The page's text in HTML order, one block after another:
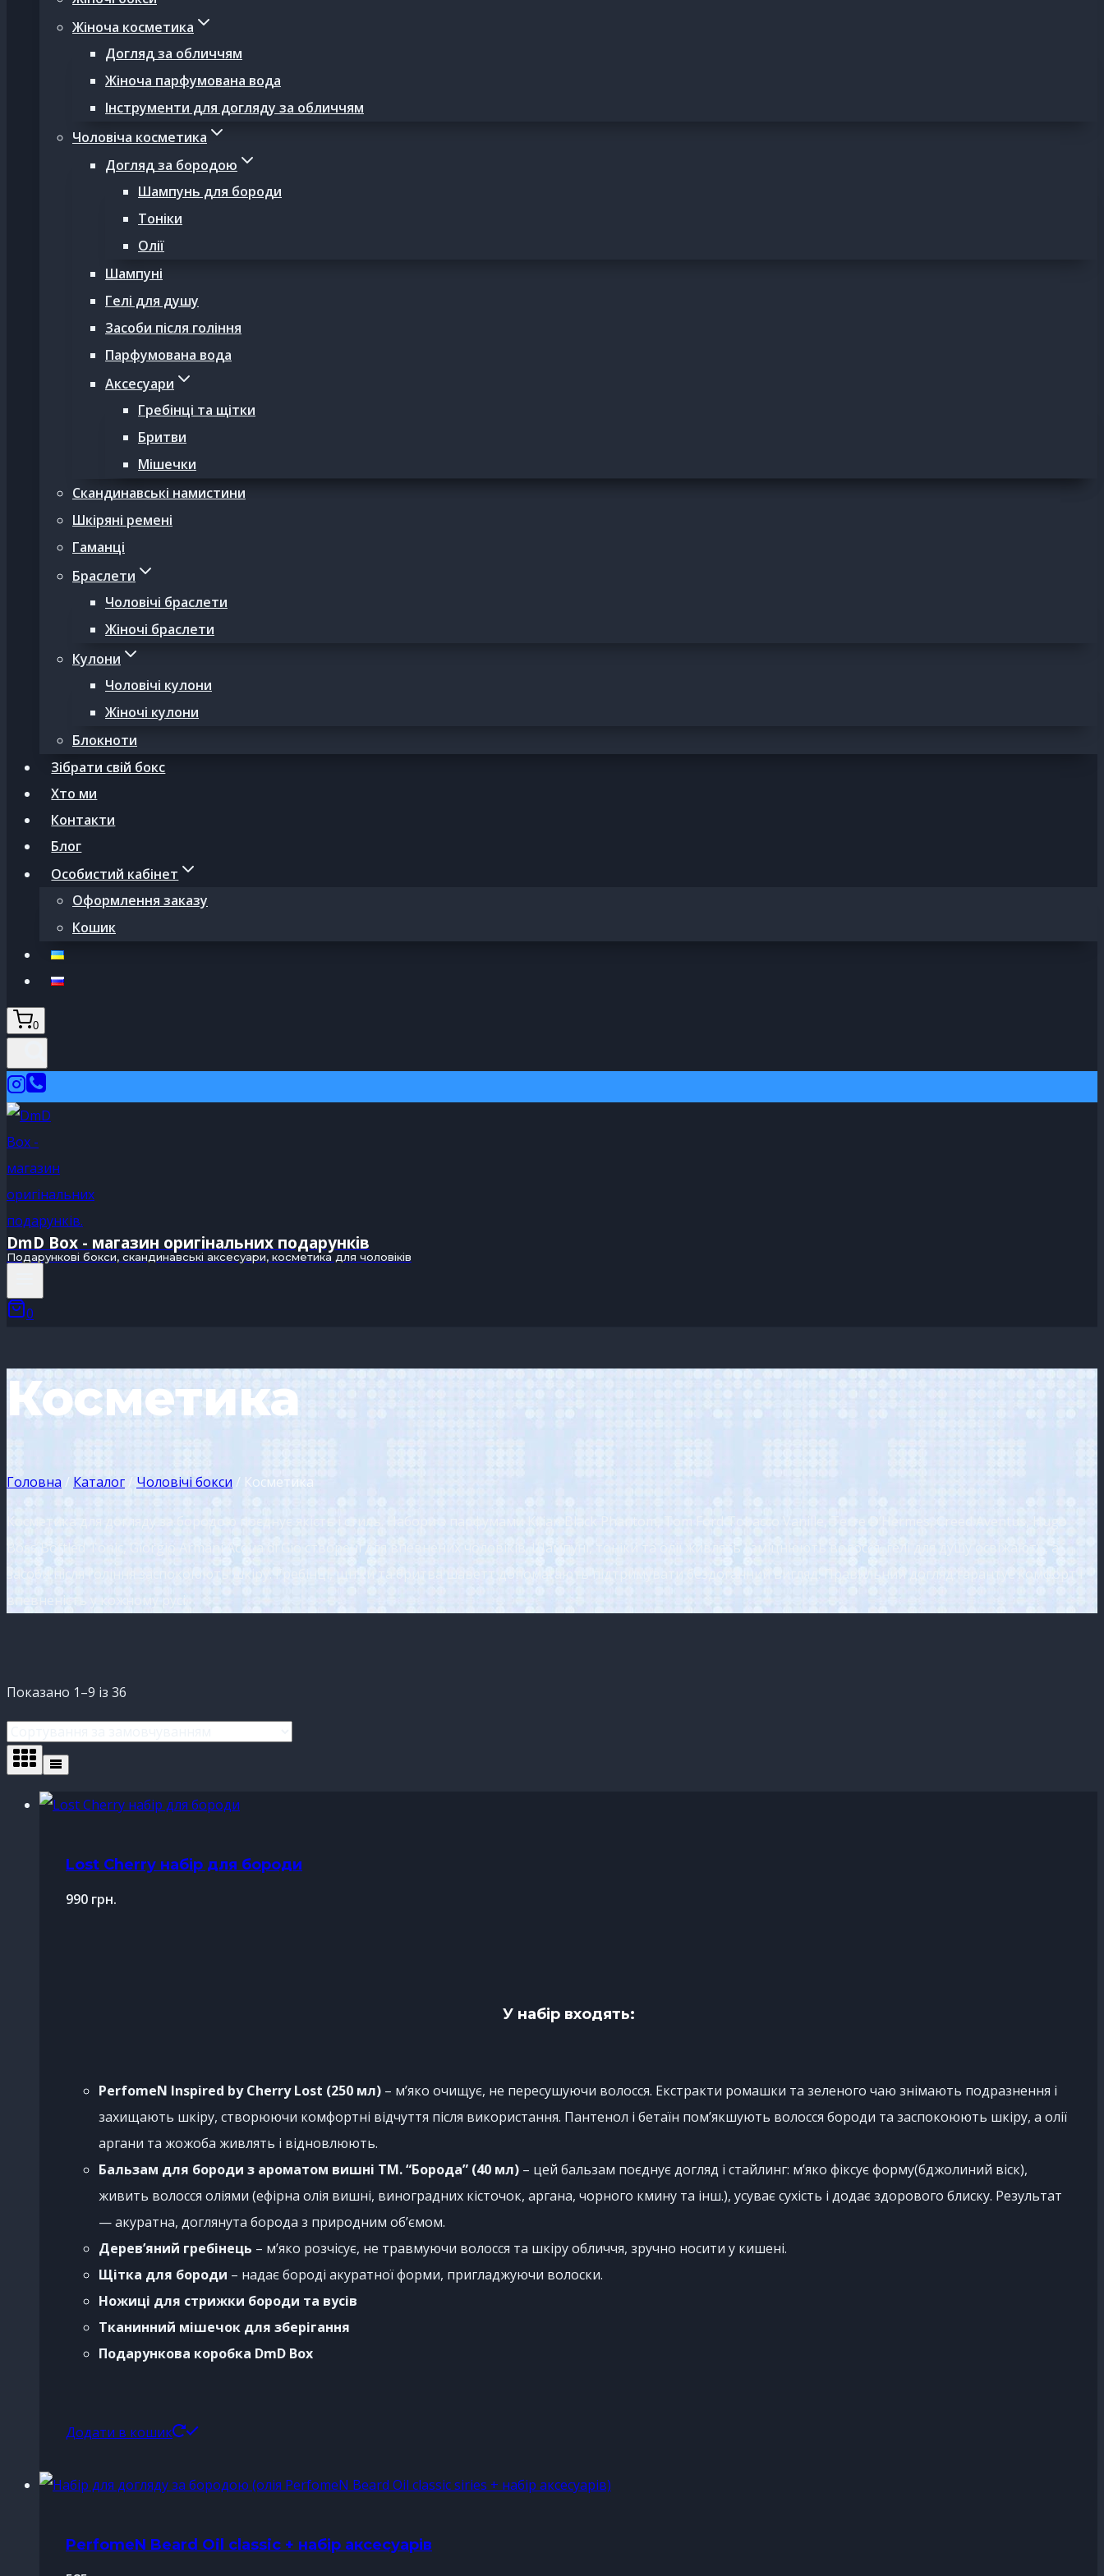
Жіноча косметика
Догляд за обличчям
Жіноча парфумована вода
Інструменти для догляду за обличчям
Чоловіча косметика
Догляд за бородою
Шампунь для бороди
Тоніки
Олії
Шампуні
Гелі для душу
Засоби після гоління
Парфумована вода
Аксесуари
Гребінці та щітки
Бритви
Мішечки
Скандинавські намистини
Шкіряні ремені
Гаманці
Браслети
Чоловічі браслети
Жіночі браслети
Кулони
Чоловічі кулони
Жіночі кулони
Блокноти
Зібрати свій бокс
Хто ми
Контакти
Блог
Особистий кабінет
Оформлення заказу
Кошик
0
DmD Box - магазин оригінальних подарунків
Подарункові бокси, скандинавські аксесуари, косметика для чоловіків
0
Косметика
Головна / Каталог / Чоловічі бокси / Косметика
Косметика для догляду за бородою поєднує якість і стиль. Набори з парфумами Kilian Black Phantom, Tom Ford Tobacco Vanille, Terre D’Hermes, Creed Aventus, Hugo
Boss Bottled Tonic, Giorgio Armani Acqua di Gio створені для впевнених чоловіків. Шампуні, тоніки та олії живлять і зміцнюють волосся, гелі для душу освіжають, а
засоби після гоління заспокоюють шкіру. Гребінці, щітки та бритва шаветт допомагають підтримувати бездоганний вигляд. Правильний догляд гарантує комфорт і
впевненість у кожному русі.
Показано 1–9 із 36
Lost Cherry набір для бороди
990 грн.
У набір входять:
PerfomeN Inspired by Cherry Lost (250 мл) – м’яко очищує, не пересушуючи волосся. Екстракти ромашки та зеленого чаю знімають подразнення і
захищають шкіру, створюючи комфортні відчуття після використання. Пантенол і бетаїн пом’якшують волосся бороди та заспокоюють шкіру, а олії
аргани та жожоба живлять і відновлюють.
Бальзам для бороди з ароматом вишні ТМ. “Борода” (40 мл) – цей бальзам поєднує догляд і стайлинг: м’яко фіксує форму(бджолиний віск),
живить волосся оліями (ефірна олія вишні, виноградних кісточок, аргана, чорного кмину та інш.), усуває сухість і додає здорового блиску. Результат
— акуратна, доглянута борода з природним об’ємом.
Дерев’яний гребінець – м’яко розчісує, не травмуючи волосся та шкіру обличчя, зручно носити у кишені.
Щітка для бороди – надає бороді акуратної форми, пригладжуючи волоски.
Ножиці для стрижки бороди та вусів
Тканинний мішечок для зберігання
Подарункова коробка DmD Box
Додати в кошик
PerfomeN Beard Oil classic + набір аксесуарів